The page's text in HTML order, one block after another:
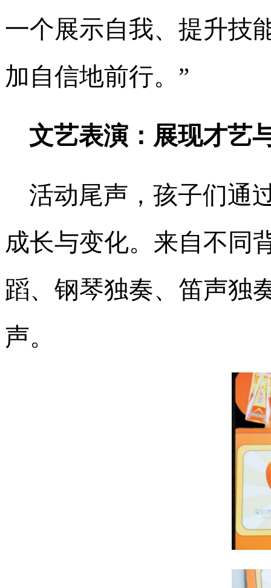
一个展示自我、提升技
加自信地前行。”
文艺表演：展现才艺
活动尾声，孩子们通
成长与变化。来自不同
蹈、钢琴独奏、笛声独
声。